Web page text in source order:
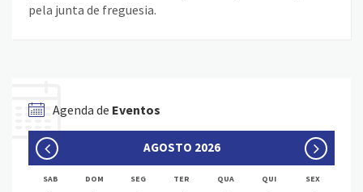
pela junta de freguesia.
Agenda de Eventos
AGOSTO 2026
SAB DOM SEG TER QUA QUI SEX